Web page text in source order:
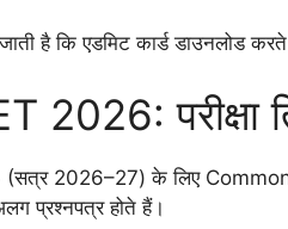
है कि एडमिट कार्ड डाउनलोड
2026: परीक्षा
2026–27) के लिए Common
प्रश्नपत्र होते हैं।​